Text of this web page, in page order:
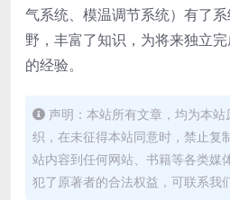
气系统、模温调节系统）有了
野，丰富了知识，为将来独立
的经验。
声明：本站所有文章，均为本
织，在未征得本站同意时，禁止复
站内容到任何网站、书籍等各类媒
犯了原著者的合法权益，可联系我